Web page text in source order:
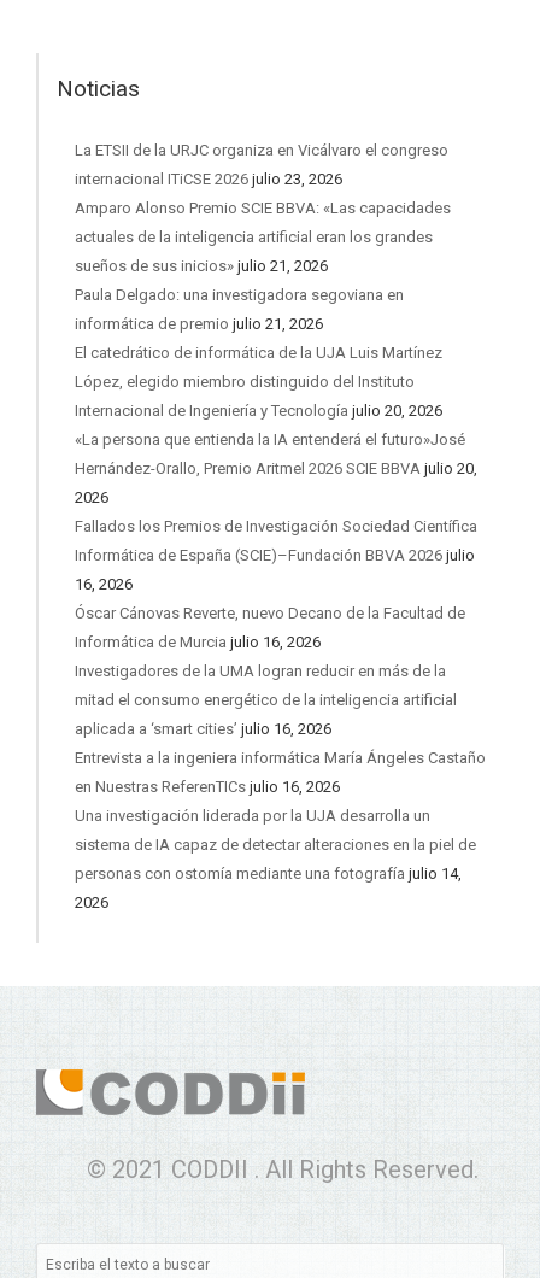
Noticias
La ETSII de la URJC organiza en Vicálvaro el congreso
internacional ITiCSE 2026 julio 23, 2026
Amparo Alonso Premio SCIE BBVA: «Las capacidades
actuales de la inteligencia artificial eran los grandes
sueños de sus inicios» julio 21, 2026
Paula Delgado: una investigadora segoviana en
informática de premio julio 21, 2026
El catedrático de informática de la UJA Luis Martínez
López, elegido miembro distinguido del Instituto
Internacional de Ingeniería y Tecnología julio 20, 2026
«La persona que entienda la IA entenderá el futuro»José
Hernández-Orallo, Premio Aritmel 2026 SCIE BBVA julio 20,
2026
Fallados los Premios de Investigación Sociedad Científica
Informática de España (SCIE)–Fundación BBVA 2026 julio
16, 2026
Óscar Cánovas Reverte, nuevo Decano de la Facultad de
Informática de Murcia julio 16, 2026
Investigadores de la UMA logran reducir en más de la
mitad el consumo energético de la inteligencia artificial
aplicada a ‘smart cities’ julio 16, 2026
Entrevista a la ingeniera informática María Ángeles Castaño
en Nuestras ReferenTICs julio 16, 2026
Una investigación liderada por la UJA desarrolla un
sistema de IA capaz de detectar alteraciones en la piel de
personas con ostomía mediante una fotografía julio 14,
2026
© 2021 CODDII . All Rights Reserved.